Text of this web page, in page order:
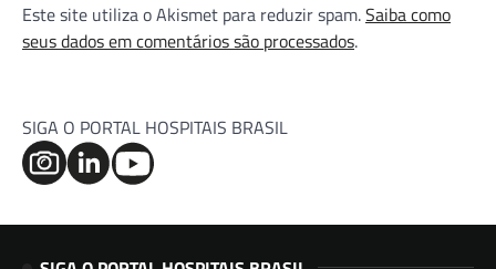
Este site utiliza o Akismet para reduzir spam.Saiba como
seus dados em comentários são processados.
SIGA O PORTAL HOSPITAIS BRASIL